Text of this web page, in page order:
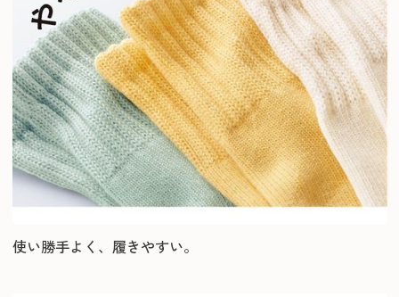
使い勝手よく、履きやすい。